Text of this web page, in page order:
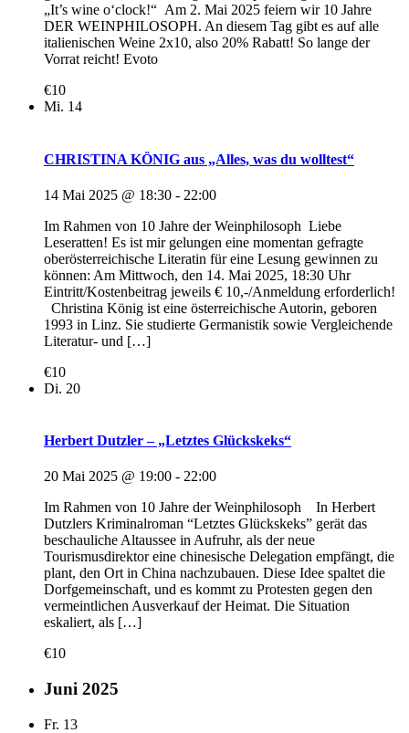
„It’s wine o‘clock!“ Am 2. Mai 2025 feiern wir 10 Jahre
DER WEINPHILOSOPH. An diesem Tag gibt es auf alle
italienischen Weine 2x10, also 20% Rabatt! So lange der
Vorrat reicht! Evoto
€10
Mi. 14
CHRISTINA KÖNIG aus „Alles, was du wolltest“
14 Mai 2025 @ 18:30 - 22:00
Im Rahmen von 10 Jahre der Weinphilosoph Liebe
Leseratten! Es ist mir gelungen eine momentan gefragte
oberösterreichische Literatin für eine Lesung gewinnen zu
können: Am Mittwoch, den 14. Mai 2025, 18:30 Uhr
Eintritt/Kostenbeitrag jeweils € 10,-/Anmeldung erforderlich!
Christina König ist eine österreichische Autorin, geboren
1993 in Linz. Sie studierte Germanistik sowie Vergleichende
Literatur- und […]
€10
Di. 20
Herbert Dutzler – „Letztes Glückskeks“
20 Mai 2025 @ 19:00 - 22:00
Im Rahmen von 10 Jahre der Weinphilosoph In Herbert
Dutzlers Kriminalroman “Letztes Glückskeks” gerät das
beschauliche Altaussee in Aufruhr, als der neue
Tourismusdirektor eine chinesische Delegation empfängt, die
plant, den Ort in China nachzubauen. Diese Idee spaltet die
Dorfgemeinschaft, und es kommt zu Protesten gegen den
vermeintlichen Ausverkauf der Heimat. Die Situation
eskaliert, als […]
€10
Juni 2025
Fr. 13